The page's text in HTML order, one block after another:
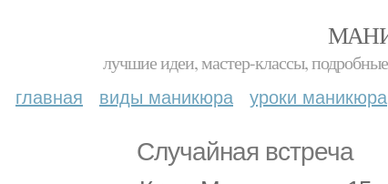
лучшие идеи, мастер-классы,
главная виды маникюра уроки маникюра
Случайная встреча